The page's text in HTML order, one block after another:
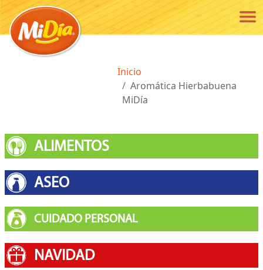
Pasar al contenido principal
Ruta de navegación
Inicio
Aromática Hierbabuena
MiDía
ALIMENTOS
ASEO
CUIDADO PERSONAL
NAVIDAD